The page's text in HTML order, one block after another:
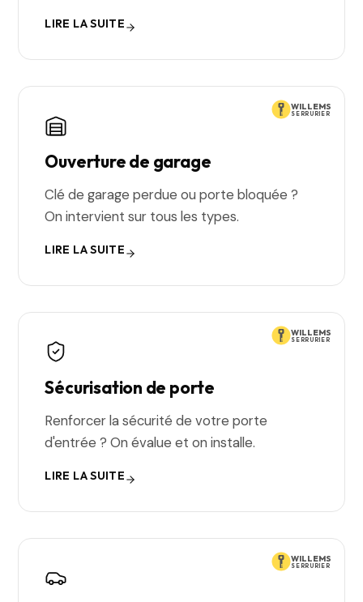
LIRE LA SUITE
WILLEMS
SERRURIER
Ouverture de garage
Clé de garage perdue ou porte bloquée ?
On intervient sur tous les types.
LIRE LA SUITE
WILLEMS
SERRURIER
Sécurisation de porte
Renforcer la sécurité de votre porte
d'entrée ? On évalue et on installe.
LIRE LA SUITE
WILLEMS
SERRURIER